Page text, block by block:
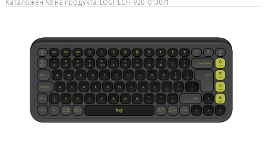
Каталожен № на продукта: LOGITECH-920-013071